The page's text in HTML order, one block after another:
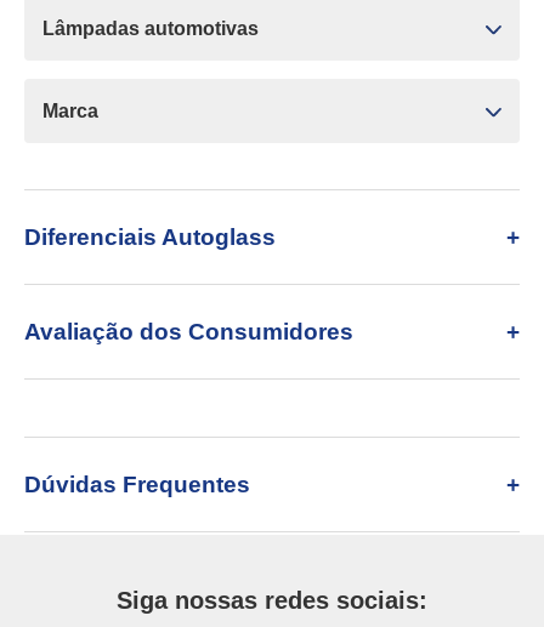
Lâmpadas automotivas
Marca
Diferenciais Autoglass
Avaliação dos Consumidores
Dúvidas Frequentes
Siga nossas redes sociais: